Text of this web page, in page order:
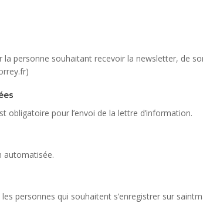
personne souhaitant recevoir la newsletter, de
obligatoire pour l’envoi de la lettre d’information.
automatisée.
personnes qui souhaitent s’enregistrer sur